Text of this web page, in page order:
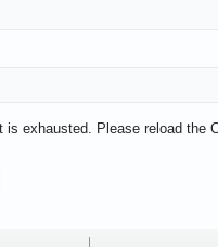
is exhausted. Please reload the